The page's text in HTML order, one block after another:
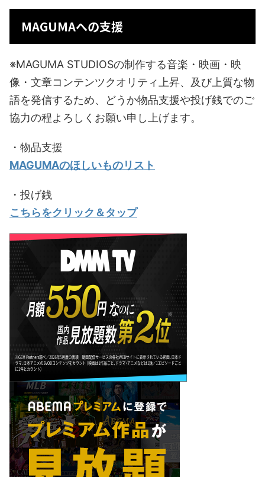
MAGUMAへの支援
※MAGUMA STUDIOSの制作する音楽・映画・映
像・文章コンテンツクオリティ上昇、及び上質な物
語を発信するため、どうか物品支援や投げ銭でのご
協力の程よろしくお願い申し上げます。
・物品支援
MAGUMAのほしいものリスト
・投げ銭
こちらをクリック＆タップ